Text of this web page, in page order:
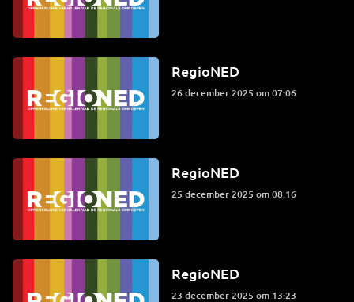
RegioNED
26 december 2025 om 07:06
RegioNED
25 december 2025 om 08:16
RegioNED
23 december 2025 om 13:23